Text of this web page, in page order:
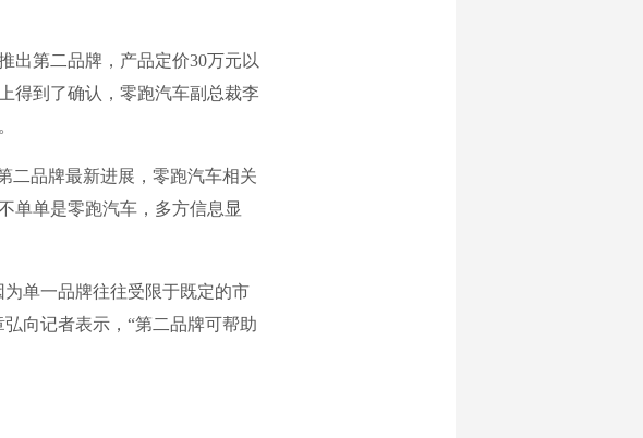
第二品牌，产品定价30万元以
得到了确认，零跑汽车副总裁李
品牌最新进展，零跑汽车相关
单单是零跑汽车，多方信息显
单一品牌往往受限于既定的市
向记者表示，“第二品牌可帮助